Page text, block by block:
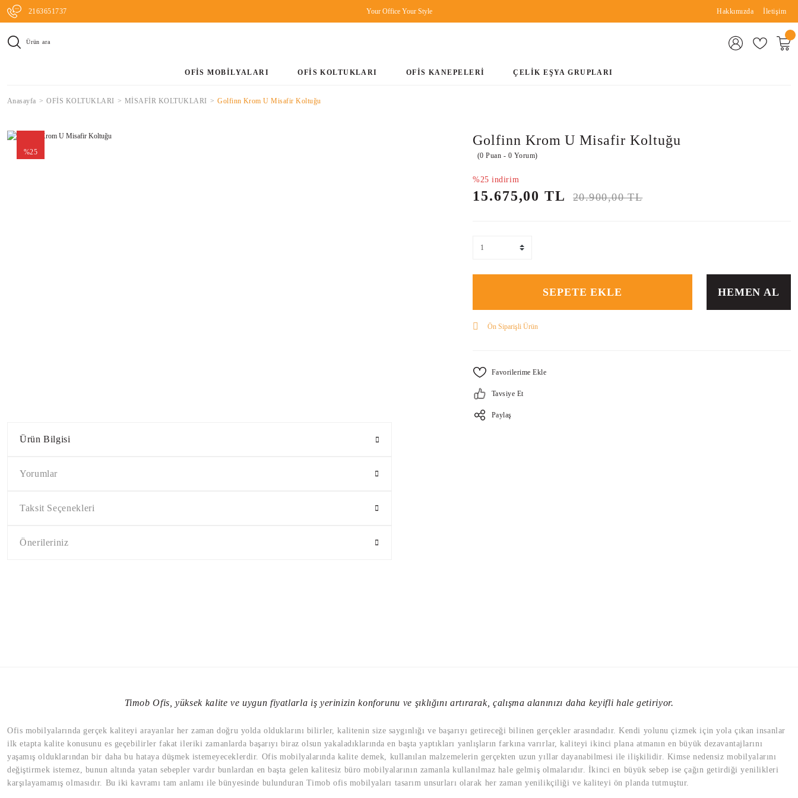
2163651737 Your Office Your Style Hakkımızda İletişim
Ürün ara
OFİS MOBİLYALARI OFİS KOLTUKLARI OFİS KANEPELERİ ÇELİK EŞYA GRUPLARI
Anasayfa OFİS KOLTUKLARI MİSAFİR KOLTUKLARI Golfinn Krom U Misafir Koltuğu
%25
Ürün Bilgisi
Yorumlar
Taksit Seçenekleri
Önerileriniz
Golfinn Krom U Misafir Koltuğu
(0 Puan - 0 Yorum)
%25 indirim
15.675,00 TL 20.900,00 TL
SEPETE EKLE HEMEN AL
Ön Siparişli Ürün
Tavsiye Et
Paylaş
Timob Ofis, yüksek kalite ve uygun fiyatlarla iş yerinizin konforunu ve şıklığını artırarak, çalışma alanınızı daha keyifli hale getiriyor.
Ofis mobilyalarında gerçek kaliteyi arayanlar her zaman doğru yolda olduklarını bilirler, kalitenin size saygınlığı ve başarıyı getireceği bilinen gerçekler arasındadır. Kendi yolunu çizmek için yola çıkan insanlar
ilk etapta kalite konusunu es geçebilirler fakat ileriki zamanlarda başarıyı biraz olsun yakaladıklarında en başta yaptıkları yanlışların farkına varırlar, kaliteyi ikinci plana atmanın en büyük dezavantajlarını
yaşamış olduklarından bir daha bu hataya düşmek istemeyeceklerdir. Ofis mobilyalarında kalite demek, kullanılan malzemelerin gerçekten uzun yıllar dayanabilmesi ile ilişkilidir. Kimse nedensiz mobilyalarını
değiştirmek istemez, bunun altında yatan sebepler vardır bunlardan en başta gelen kalitesiz büro mobilyalarının zamanla kullanılmaz hale gelmiş olmalarıdır. İkinci en büyük sebep ise çağın getirdiği yenilikleri
karşılayamamış olmasıdır. Bu iki kavramı tam anlamı ile bünyesinde bulunduran Timob ofis mobilyaları tasarım unsurları olarak her zaman yenilikçiliği ve kaliteyi ön planda tutmuştur.